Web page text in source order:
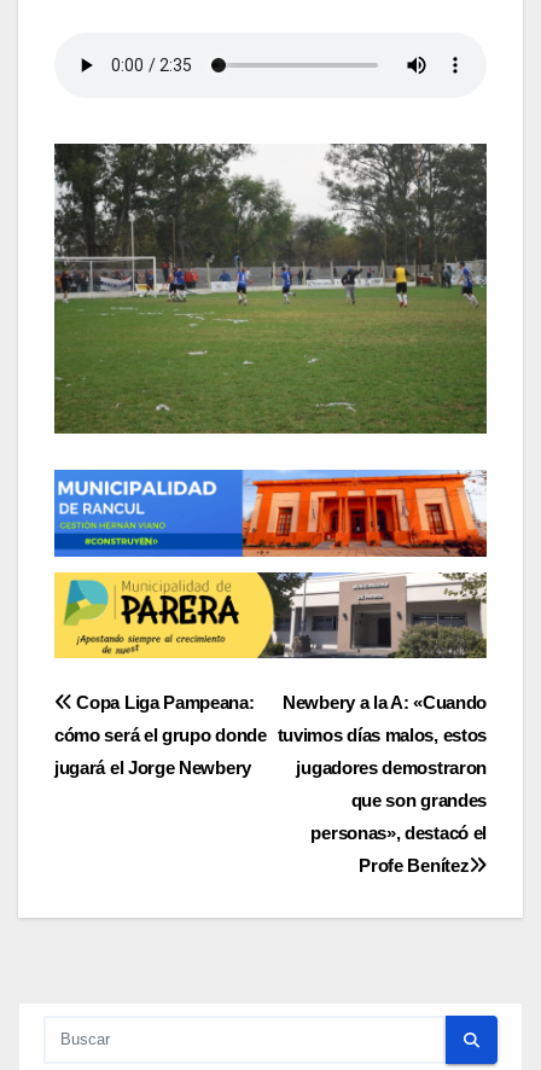
Navegación
de
Newbery a la A: «Cuando
tuvimos días malos, estos
jugadores demostraron
que son grandes
personas», destacó el
Profe Benítez
Copa Liga Pampeana:
cómo será el grupo donde
jugará el Jorge Newbery